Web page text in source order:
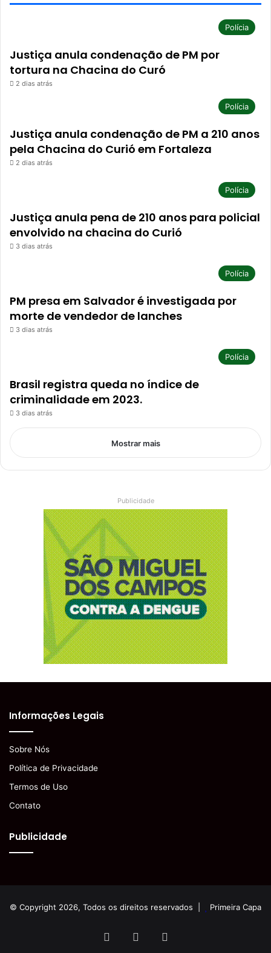
Polícia
Justiça anula condenação de PM por
tortura na Chacina do Curó
2 dias atrás
Polícia
Justiça anula condenação de PM a 210 anos
pela Chacina do Curió em Fortaleza
2 dias atrás
Polícia
Justiça anula pena de 210 anos para policial
envolvido na chacina do Curió
3 dias atrás
Polícia
PM presa em Salvador é investigada por
morte de vendedor de lanches
3 dias atrás
Polícia
Brasil registra queda no índice de
criminalidade em 2023.
3 dias atrás
Mostrar mais
Publicidade
Informações Legais
Sobre Nós
Política de Privacidade
Termos de Uso
Contato
Publicidade
© Copyright 2026, Todos os direitos reservados | Primeira Capa
FacebookYouTube